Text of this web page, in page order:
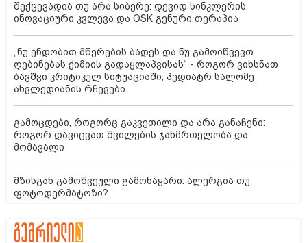
შექცევადია თუ არა სიბერე: დევიდ სინკლერის
ინოვაციური კვლევა და OSK გენური თერაპია
„ნუ ენდობით მწერების ბადეს და ნუ გამოიწვევთ
ღებინებას ქიმიის გადაყლაპვისას“ - როგორ ვიხსნათ
ბავშვი კრიტიკულ სიტუაციაში, პედიატრ სალომე
ახვლედიანის რჩევები
გამოცდები, როგორც გაკვეთილი და არა განაჩენი:
როგორ დავიცვათ შვილების ჯანმრთელობა და
მომავალი
მზისგან გამოწვეული გამონაყარი: ალერგია თუ
ფოტოდერმატოზი?